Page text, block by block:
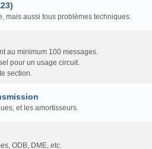
mais aussi tous problèmes techniques.
au minimum 100 messages.
pour un usage circuit.
section.
et les amortisseurs.
ODB, DME, etc.